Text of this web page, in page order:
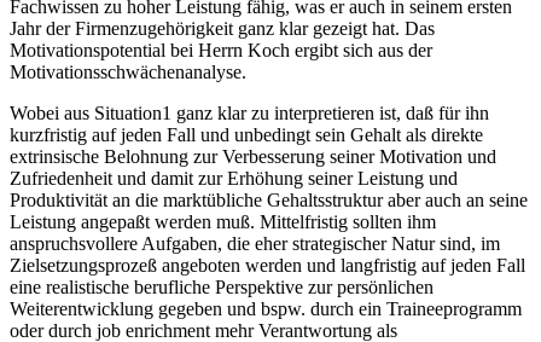
Fachwissen zu hoher Leistung fähig, was er auch in seinem ersten
Jahr der Firmenzugehörigkeit ganz klar gezeigt hat. Das
Motivationspotential bei Herrn Koch ergibt sich aus der
Motivationsschwächenanalyse.
Wobei aus Situation1 ganz klar zu interpretieren ist, daß für ihn
kurzfristig auf jeden Fall und unbedingt sein Gehalt als direkte
extrinsische Belohnung zur Verbesserung seiner Motivation und
Zufriedenheit und damit zur Erhöhung seiner Leistung und
Produktivität an die marktübliche Gehaltsstruktur aber auch an seine
Leistung angepaßt werden muß. Mittelfristig sollten ihm
anspruchsvollere Aufgaben, die eher strategischer Natur sind, im
Zielsetzungsprozeß angeboten werden und langfristig auf jeden Fall
eine realistische berufliche Perspektive zur persönlichen
Weiterentwicklung gegeben und bspw. durch ein Traineeprogramm
oder durch job enrichment mehr Verantwortung als